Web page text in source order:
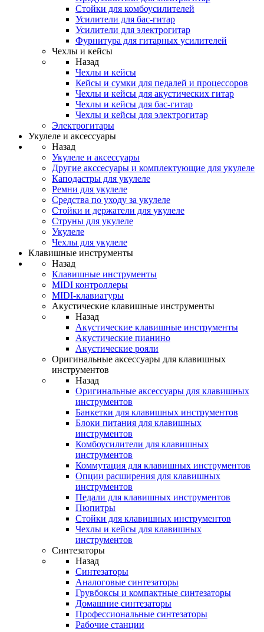
Стойки для комбоусилителей
Усилители для бас-гитар
Усилители для электрогитар
Фурнитура для гитарных усилителей
Чехлы и кейсы
Назад
Чехлы и кейсы
Кейсы и сумки для педалей и процессоров
Чехлы и кейсы для акустических гитар
Чехлы и кейсы для бас-гитар
Чехлы и кейсы для электрогитар
Электрогитары
Укулеле и аксессуары
Назад
Укулеле и аксессуары
Другие акссесуары и комплектующие для укулеле
Каподастры для укулеле
Ремни для укулеле
Средства по уходу за укулеле
Стойки и держатели для укулеле
Струны для укулеле
Укулеле
Чехлы для укулеле
Клавишные инструменты
Назад
Клавишные инструменты
MIDI контроллеры
MIDI-клавиатуры
Акустические клавишные инструменты
Назад
Акустические клавишные инструменты
Акустические пианино
Акустические рояли
Оригинальные аксессуары для клавишных
инструментов
Назад
Оригинальные аксессуары для клавишных
инструментов
Банкетки для клавишных инструментов
Блоки питания для клавишных
инструментов
Комбоусилители для клавишных
инструментов
Коммутация для клавишных инструментов
Опции расширения для клавишных
инструментов
Педали для клавишных инструментов
Пюпитры
Стойки для клавишных инструментов
Чехлы и кейсы для клавишных
инструментов
Синтезаторы
Назад
Синтезаторы
Аналоговые синтезаторы
Грувбоксы и компактные синтезаторы
Домашние синтезаторы
Профессиональные синтезаторы
Рабочие станции